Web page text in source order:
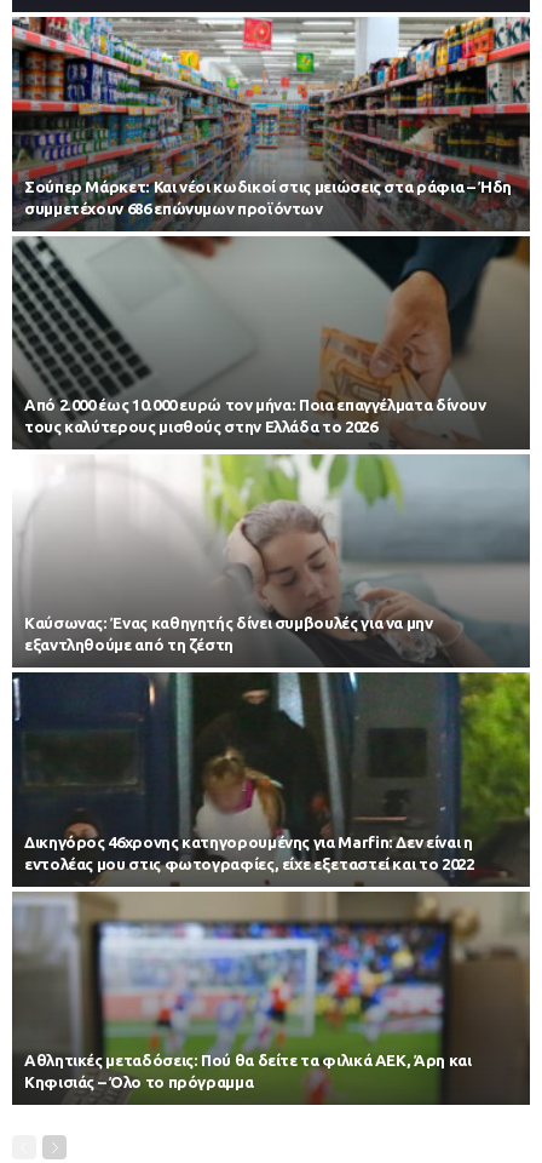
Σούπερ Μάρκετ: Και νέοι κωδικοί στις μειώσεις στα ράφια – Ήδη
συμμετέχουν 686 επώνυμων προϊόντων
Από 2.000 έως 10.000 ευρώ τον μήνα: Ποια επαγγέλματα δίνουν
τους καλύτερους μισθούς στην Ελλάδα το 2026
Kαύσωνας: Ένας καθηγητής δίνει συμβουλές για να μην
εξαντληθούμε από τη ζέστη
Δικηγόρος 46χρονης κατηγορουμένης για Marfin: Δεν είναι η
εντολέας μου στις φωτογραφίες, είχε εξεταστεί και το 2022
Αθλητικές μεταδόσεις: Πού θα δείτε τα φιλικά ΑΕΚ, Άρη και
Κηφισιάς – Όλο το πρόγραμμα